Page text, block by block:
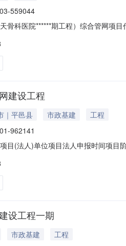
559044
骨科医院******期工程）综合管网项
建设工程
｜平邑县 市政基建
工程
962141
目(法人)单位项目法人申报时间项
设工程一期
市政基建
工程